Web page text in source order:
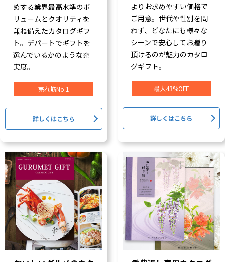
めする業界最高水準のボ
リュームとクオリティを
兼ね備えたカタログギフ
ト。デパートでギフトを
選んでいるかのような充
実度。
売れ筋No.1
詳しくはこちら
よりお求めやすい価格で
ご用意。世代や性別を問
わず、どなたにも様々な
シーンで安心してお贈り
頂けるのが魅力のカタロ
グギフト。
最大43%OFF
詳しくはこちら